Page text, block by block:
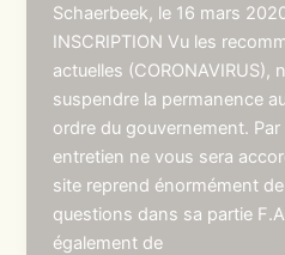
Schaerbeek, le 16 mars
INSCRIPTION Vu les
actuelles
suspendre la permanence
ordre du gouvernement.
entretien ne vous sera
site reprend énormément
questions dans sa partie
également de